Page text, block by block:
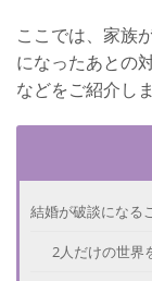
ここでは、家族
になったあとの
などをご紹介しま
結婚が破談になる
2人だけの世界